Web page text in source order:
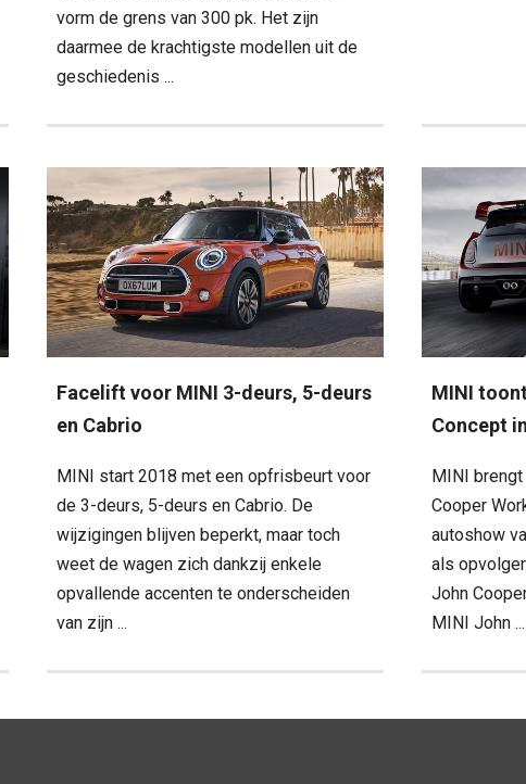
vorm de grens van 300 pk. Het zijn
daarmee de krachtigste modellen uit de
geschiedenis ...
Facelift voor MINI 3-deurs, 5-deurs
en Cabrio
MINI start 2018 met een opfrisbeurt voor
de 3-deurs, 5-deurs en Cabrio. De
wijzigingen blijven beperkt, maar toch
weet de wagen zich dankzij enkele
opvallende accenten te onderscheiden
van zijn ...
MINI
Concept
MINI
Cooper
autoshow
als
John
MINI John ...